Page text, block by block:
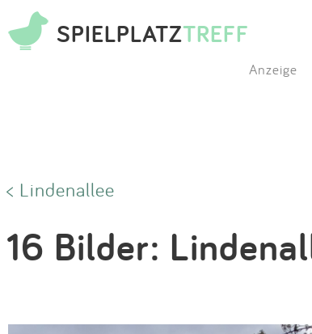
SPIELPLATZTREFF
Anzeige
< Lindenallee
16 Bilder: